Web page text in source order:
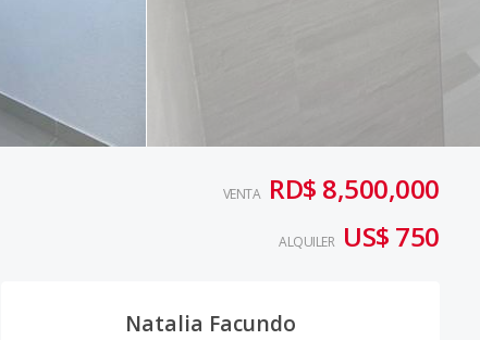
VENTA RD$ 8,500,000
ALQUILER US$ 750
Natalia Facundo